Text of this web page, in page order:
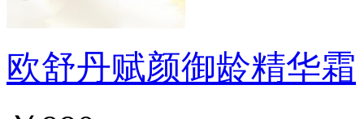
欧舒丹赋颜御龄精华霜